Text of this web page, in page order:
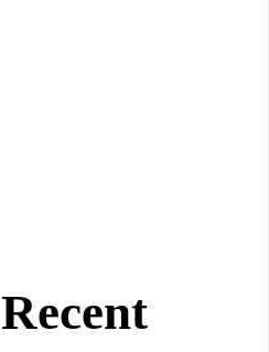
Recent